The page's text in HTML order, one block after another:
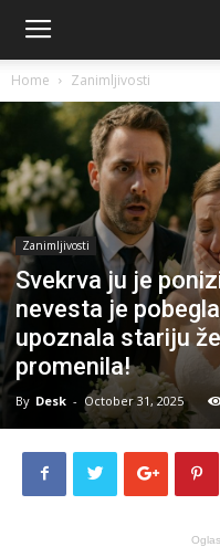
Home Zanimljivosti
Zanimljivosti
Svekrva ju je
nevesta je
upoznala stariju
promenila!
By Desk - October 31, 2025